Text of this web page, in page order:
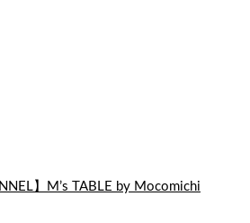
】M’s TABLE by Mocomichi